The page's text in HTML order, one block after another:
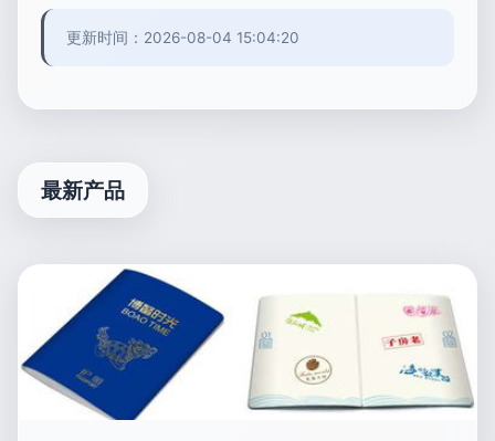
更新时间：2026-08-04 15:04:20
最新产品